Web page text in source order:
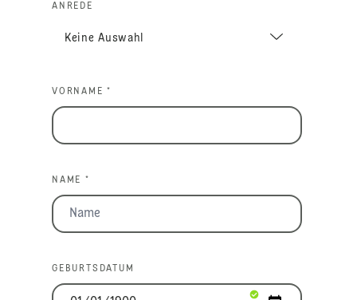
ANREDE
VORNAME *
NAME *
GEBURTSDATUM